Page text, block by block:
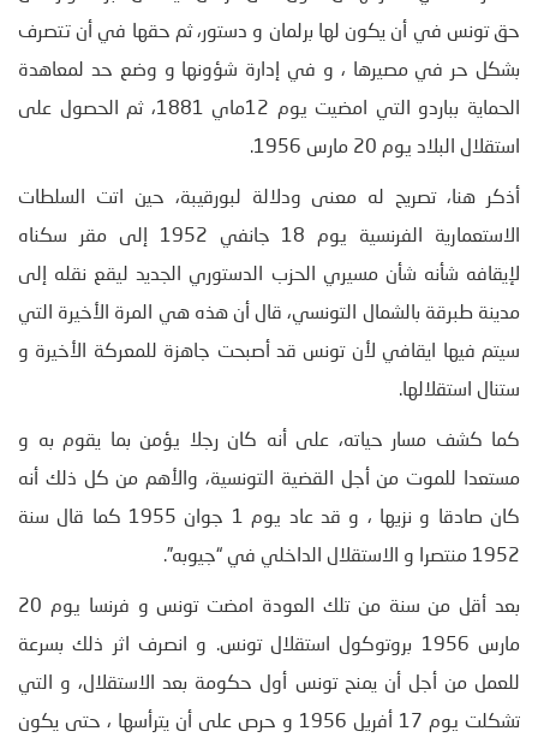
حق تونس في أن يكون لها برلمان و دستور، ثم حقها في أن تتصرف
بشكل حر في مصيرها ، و في إدارة شؤونها و وضع حد لمعاهدة
الحماية بباردو التي امضيت يوم 12ماي 1881، ثم الحصول على
استقلال البلاد يوم 20 مارس 1956.
أذكر هنا، تصريح له معنى ودلالة لبورقيبة، حين اتت السلطات
الاستعمارية الفرنسية يوم 18 جانفي 1952 إلى مقر سكناه
لإيقافه شأنه شأن مسيري الحزب الدستوري الجديد ليقع نقله إلى
مدينة طبرقة بالشمال التونسي، قال أن هذه هي المرة الأخيرة التي
سيتم فيها ايقافي لأن تونس قد أصبحت جاهزة للمعركة الأخيرة و
ستنال استقلالها.
كما كشف مسار حياته، على أنه كان رجلا يؤمن بما يقوم به و
مستعدا للموت من أجل القضية التونسية، والأهم من كل ذلك أنه
كان صادقا و نزيها ، و قد عاد يوم 1 جوان 1955 كما قال سنة
1952 منتصرا و الاستقلال الداخلي في “جيوبه”.
بعد أقل من سنة من تلك العودة امضت تونس و فرنسا يوم 20
مارس 1956 بروتوكول استقلال تونس. و انصرف اثر ذلك بسرعة
للعمل من أجل أن يمنح تونس أول حكومة بعد الاستقلال، و التي
تشكلت يوم 17 أفريل 1956 و حرص على أن يترأسها ، حتى يكون